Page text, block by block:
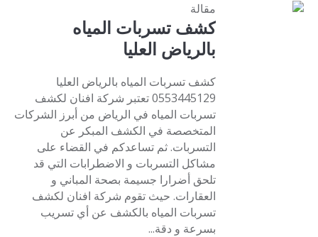
مقالة
كشف تسربات المياه
بالرياض العليا
كشف تسربات المياه بالرياض العليا
0553445129 تعتبر شركة افنان لكشف
تسربات المياه في الرياض من أبرز الشركات
المتخصصة في الكشف المبكر عن
التسربات. ثم تساعدكم في القضاء على
مشاكل التسربات و الاضطرابات التي قد
تلحق أضرارا جسيمة بصحة المباني و
العقارات. حيث تقوم شركة افنان لكشف
تسربات المياه بالكشف عن أي تسريب
بسرعة و دقة...